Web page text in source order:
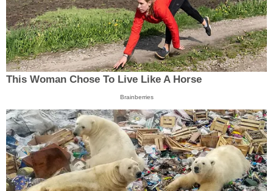
This Woman Chose To Live Like A Horse
Brainberries